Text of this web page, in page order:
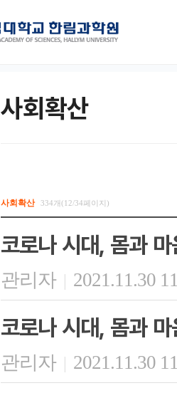
사회확산
사회확산 334개(12/34페이지)
코로나 시대, 몸과
관리자 | 2021.11.30
코로나 시대, 몸과
관리자 | 2021.11.30